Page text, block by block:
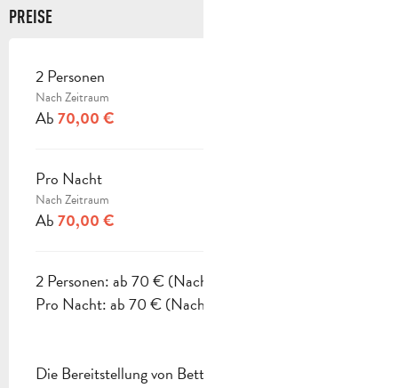
PREISE
PREISE 2026
2 Personen
Nach Zeitraum
Ab 70,00 €
Pro Nacht
Nach Zeitraum
Ab 70,00 €
2 Personen: ab 70 € (Nach Zeitraum)
Pro Nacht: ab 70 € (Nach Zeitraum).
Die Bereitstellung von Bettwäsche, Haushaltswäsche